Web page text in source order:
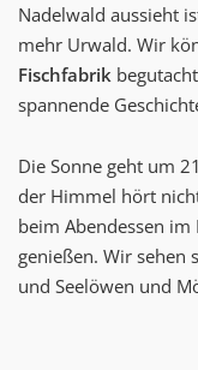
Nadelwald aussieht
mehr Urwald. Wir
Fischfabrik
spannende
Die Sonne geht um
der Himmel hört
beim Abendessen
genießen. Wir sehen
und Seelöwen und